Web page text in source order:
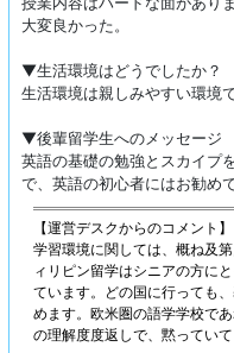
大変良かった。
▼生活環境はどうでしたか？
生活環境は親しみやすい環境で
▼後輩留学生へのメッセージ
英語の基礎の勉強とスカイプ
で、英語の初心者にはお勧めで
【運営デスクからのコメント】
学習環境に関しては、概ね及
ィリピン留学はシニアの方に
ています。どの国に行っても
めます。欧米圏の語学学校で
の理解度度返しで、黙ってい